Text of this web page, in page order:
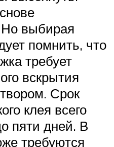
Но выбирая
помнить, что
требует
вскрытия
Срок
клея всего
пяти дней. В
требуются